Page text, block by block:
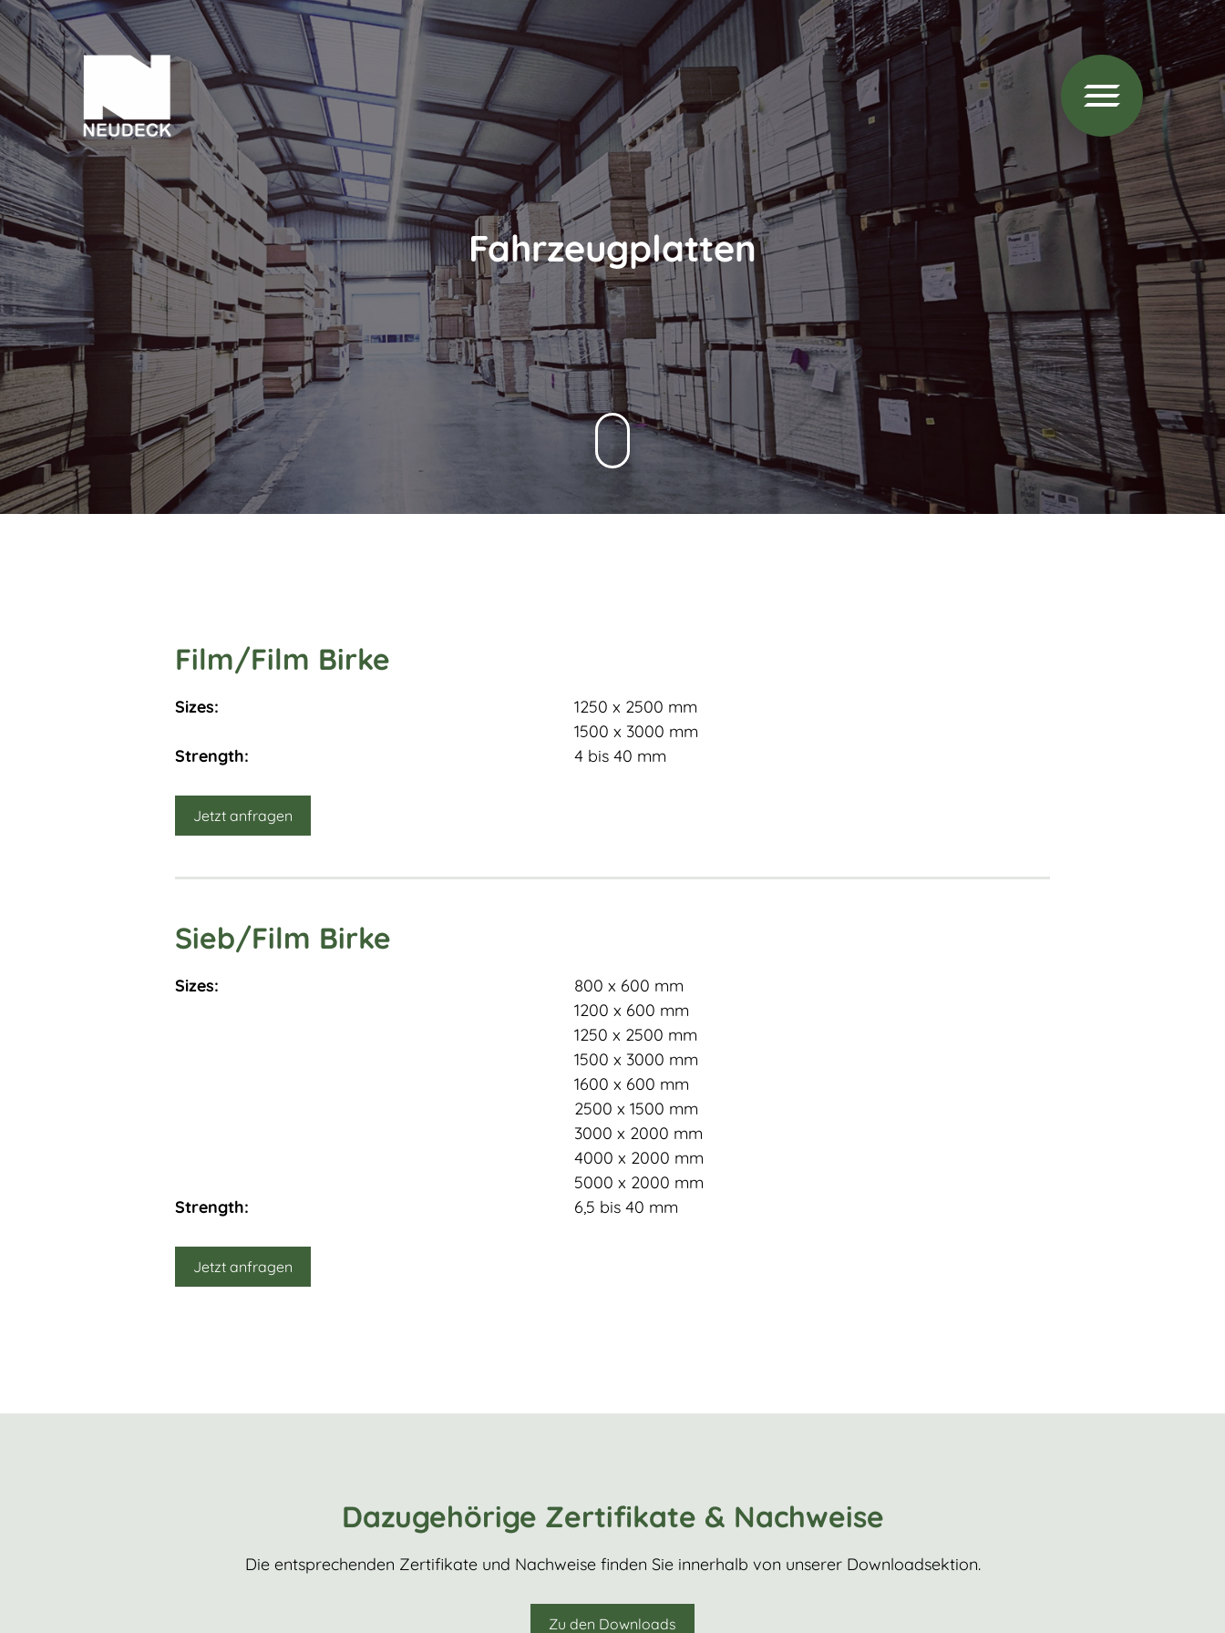
Fahrzeugplatten
Film/Film Birke
Sizes:
1250 x 2500 mm
1500 x 3000 mm
Strength:
4 bis 40 mm
Jetzt anfragen
Sieb/Film Birke
Sizes:
800 x 600 mm
1200 x 600 mm
1250 x 2500 mm
1500 x 3000 mm
1600 x 600 mm
2500 x 1500 mm
3000 x 2000 mm
4000 x 2000 mm
5000 x 2000 mm
Strength:
6,5 bis 40 mm
Jetzt anfragen
Dazugehörige Zertifikate & Nachweise
Die entsprechenden Zertifikate und Nachweise finden Sie innerhalb von unserer Downloadsektion.
Zu den Downloads